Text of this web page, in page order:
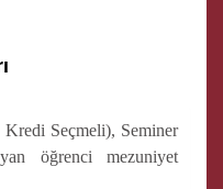
Seçmeli), Seminer
öğrenci mezuniyet